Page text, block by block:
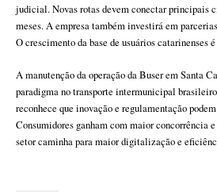
judicial. Novas rotas devem conectar principais
meses. A empresa também investirá em
O crescimento da base de usuários catarinenses
A manutenção da operação da Buser em Santa
paradigma no transporte intermunicipal
reconhece que inovação e regulamentação
Consumidores ganham com maior concorrência
setor caminha para maior digitalização e